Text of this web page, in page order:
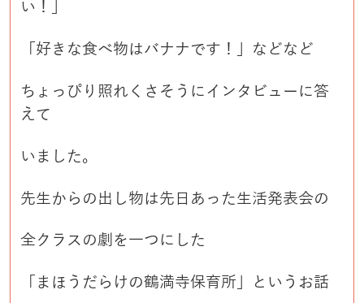
い！」
「好きな食べ物はバナナです！」などなど
ちょっぴり照れくさそうにインタビューに答
えて
いました。
先生からの出し物は先日あった生活発表会の
全クラスの劇を一つにした
「まほうだらけの鶴満寺保育所」というお話